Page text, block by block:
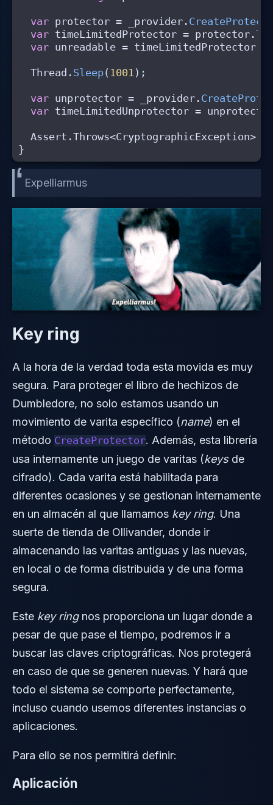
var protector = _provider .
var timeLimitedProtector = protector .
var unreadable = timeLimitedProtector
Thread . Sleep( 1001 );
var unprotector = _provider .
var timeLimitedUnprotector =
Assert .Throws<CryptographicException
}
Expelliarmus
Key ring
A la hora de la verdad toda esta movida es muy
segura. Para proteger el libro de hechizos de
Dumbledore, no solo estamos usando un
movimiento de varita específico (name) en el
método CreateProtector. Además, esta librería
usa internamente un juego de varitas (keysde
cifrado). Cada varita está habilitada para
diferentes ocasiones y se gestionan internamente
en un almacén al que llamamos key ring. Una
suerte de tienda de Ollivander, donde ir
almacenando las varitas antiguas y las nuevas,
en local o de forma distribuida y de una forma
segura.
Este key ringnos proporciona un lugar donde a
pesar de que pase el tiempo, podremos ir a
buscar las claves criptográficas. Nos protegerá
en caso de que se generen nuevas. Y hará que
todo el sistema se comporte perfectamente,
incluso cuando usemos diferentes instancias o
aplicaciones.
Para ello se nos permitirá definir:
Aplicación